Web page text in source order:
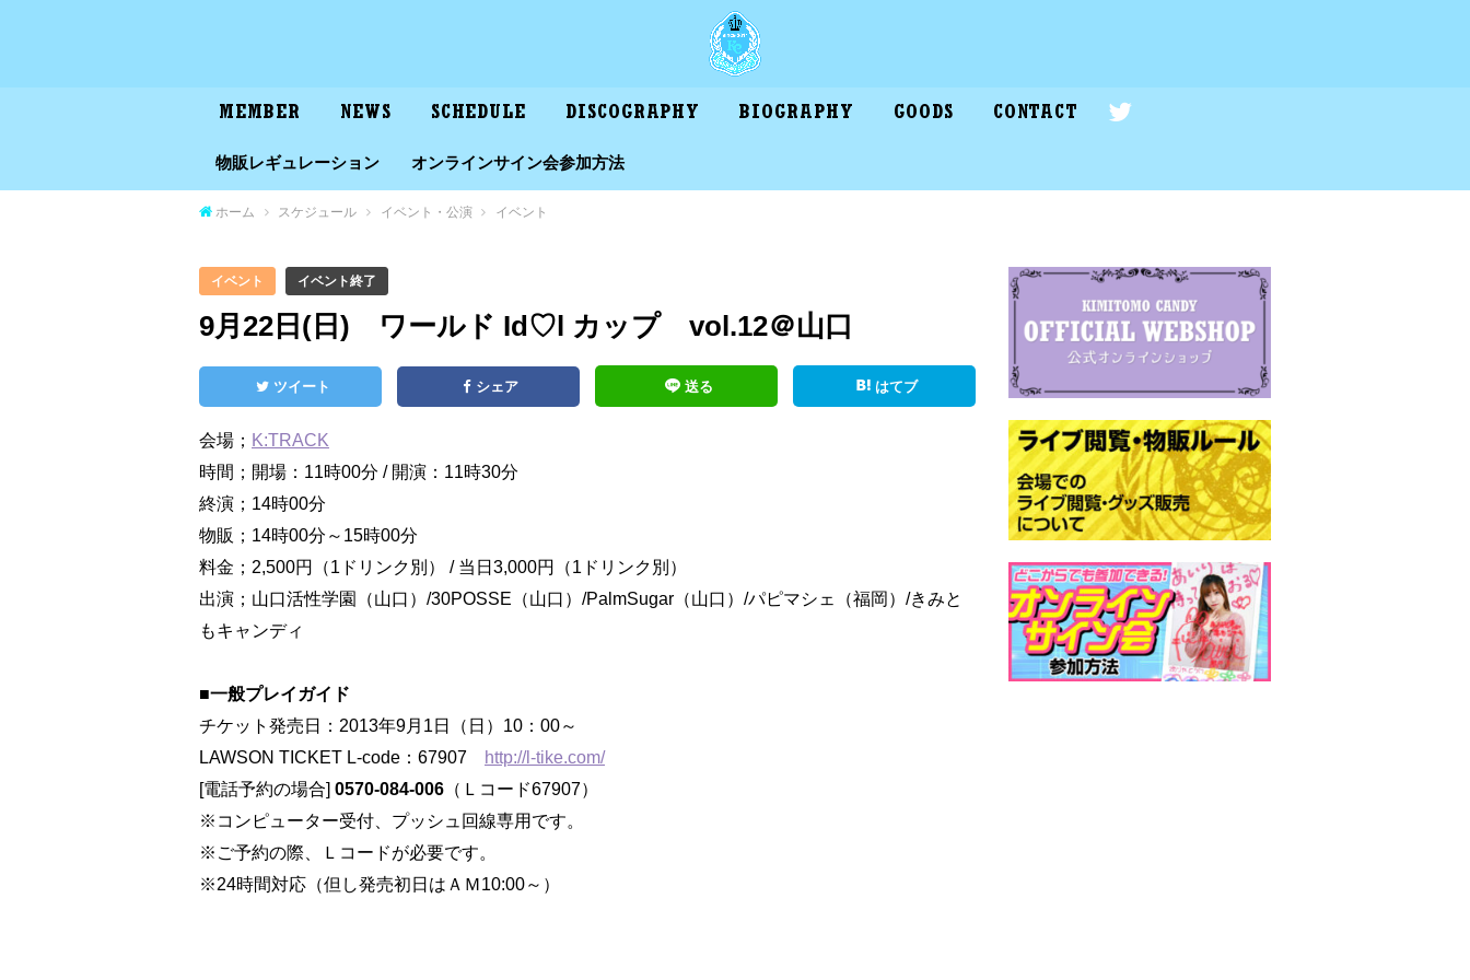
MEMBER NEWS SCHEDULE DISCOGRAPHY BIOGRAPHY GOODS CONTACT
物販レギュレーション オンラインサイン会参加方法
ホーム スケジュール イベント・公演 イベント
イベント イベント終了
9月22日(日) ワールド Id♡l カップ vol.12＠山口
ツイート シェア 送る はてブ
会場； K:TRACK
時間；開場：11時00分 / 開演：11時30分
終演；14時00分
物販；14時00分～15時00分
料金；2,500円（1ドリンク別） / 当日3,000円（1ドリンク別）
出演；山口活性学園（山口）/30POSSE（山口）/PalmSugar（山口）/パピマシェ（福岡）/きみと
もキャンディ
■一般プレイガイド
チケット発売日：2013年9月1日（日）10：00～
LAWSON TICKET L-code：67907 http://l-tike.com/
[電話予約の場合] 0570-084-006 （Ｌコード67907）
※コンピューター受付、プッシュ回線専用です。
※ご予約の際、Ｌコードが必要です。
※24時間対応（但し発売初日はＡＭ10:00～）